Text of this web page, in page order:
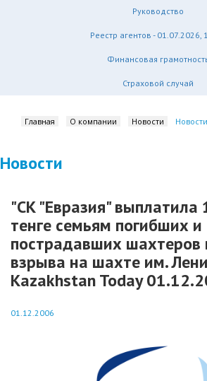
Руководство
Реестр агентов - 01.07.2026,
Финансовая
Страховой случай
Главная О компании Новости Новости
Новости
"СК "Евразия" выплатила
тенге семьям погибших и
пострадавших шахтеров
взрыва на шахте им.
Kazakhstan Today
01.12.2006